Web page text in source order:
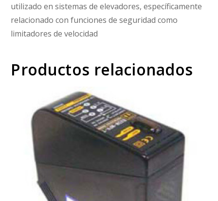
utilizado en sistemas de elevadores, específicamente
relacionado con funciones de seguridad como
limitadores de velocidad
Productos relacionados